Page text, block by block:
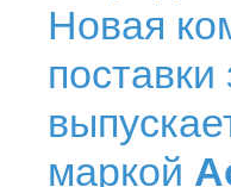
Новая
маркой